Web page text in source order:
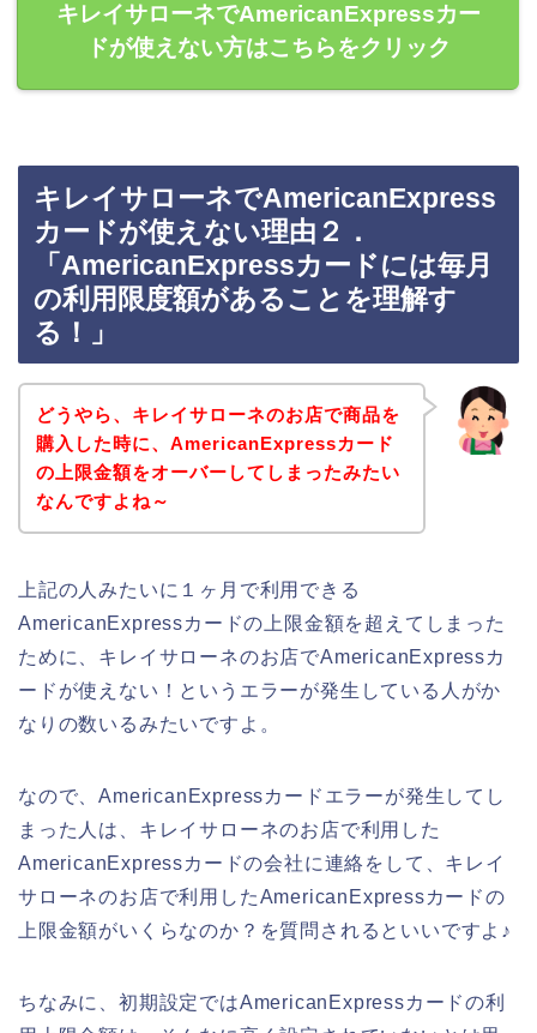
キレイサローネでAmericanExpressカー
ドが使えない方はこちらをクリック
キレイサローネでAmericanExpress
カードが使えない理由２．
「AmericanExpressカードには毎月
の利用限度額があることを理解す
る！」
どうやら、キレイサローネのお店で商品を
購入した時に、AmericanExpressカード
の上限金額をオーバーしてしまったみたい
なんですよね～
上記の人みたいに１ヶ月で利用できる
AmericanExpressカードの上限金額を超えてしまった
ために、キレイサローネのお店でAmericanExpressカ
ードが使えない！というエラーが発生している人がか
なりの数いるみたいですよ。
なので、AmericanExpressカードエラーが発生してし
まった人は、キレイサローネのお店で利用した
AmericanExpressカードの会社に連絡をして、キレイ
サローネのお店で利用したAmericanExpressカードの
上限金額がいくらなのか？を質問されるといいですよ♪
ちなみに、初期設定ではAmericanExpressカードの利